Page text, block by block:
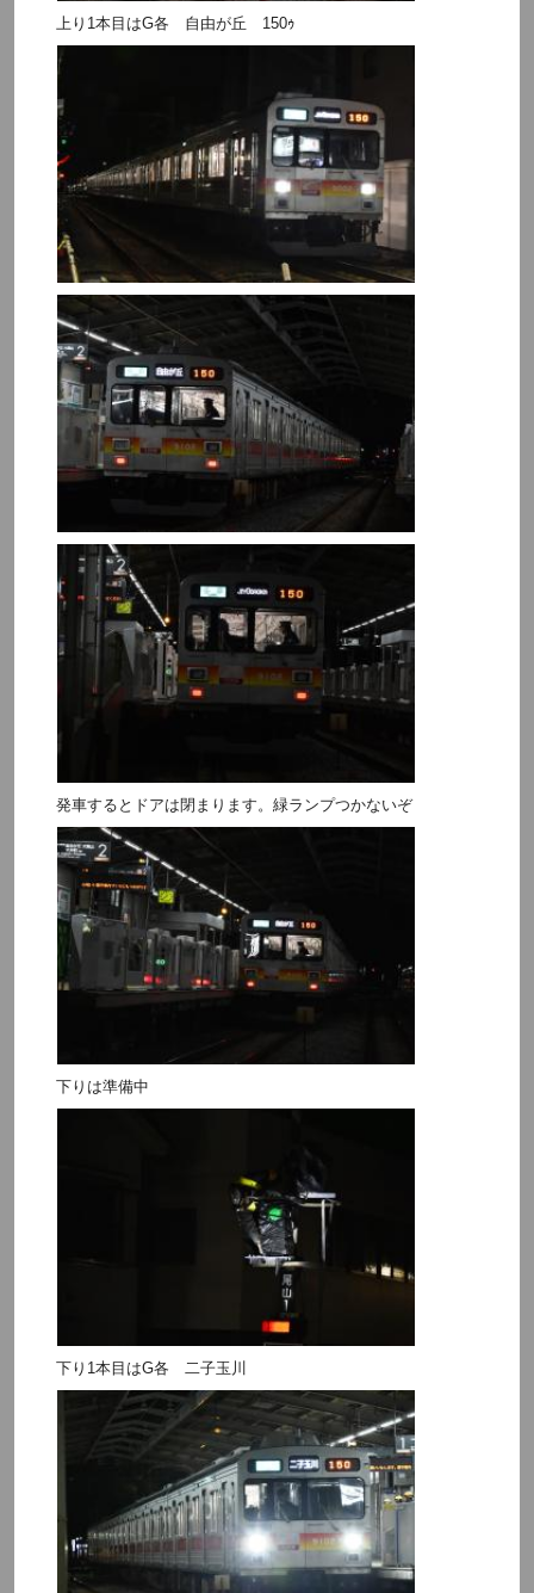
上り1本目はG各 自由が丘 150ｩ
発車するとドアは閉まります。緑ランプつかないぞ
下りは準備中
下り1本目はG各 二子玉川